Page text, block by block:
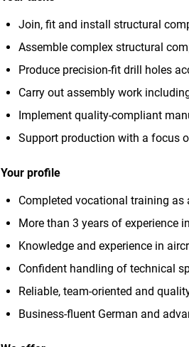
Join, fit and install structural
Assemble complex structural
Produce precision-fit drill holes
Carry out assembly work
Implement quality-compliant
Support production with a focus
Your profile
Completed vocational training
More than 3 years of experience
Knowledge and experience in
Confident handling of technical
Reliable, team-oriented and
Business-fluent German and